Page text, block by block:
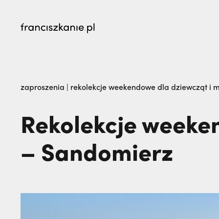
Dlaczego terroryści bali się dwóch polskich
zaproszenia | rekolekcje weekendowe dla dziewcząt i
Rekolekcje
– Sandomierz